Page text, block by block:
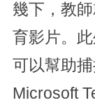
幾下，教
育影片。
可以幫助捕
Microsoft